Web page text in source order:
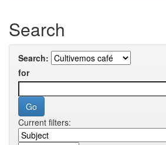
Search
Search:
for
Current filters: